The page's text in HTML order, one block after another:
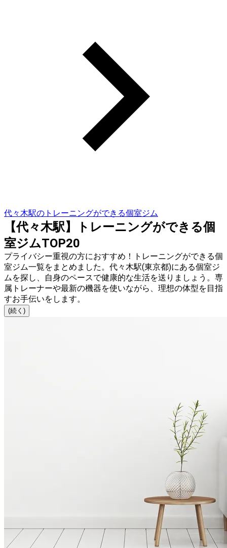
代々木駅のトレーニングができる個室ジム
【代々木駅】トレーニングができる個
室ジムTOP20
プライバシー重視の方におすすめ！トレーニングができる個
室ジム一覧をまとめました。代々木駅(東京都)にある個室ジ
ムを探し、自身のペースで健康的な生活を送りましょう。専
属トレーナーや最新の機器を使いながら、理想の体型を目指
すお手伝いをします。
(続く)